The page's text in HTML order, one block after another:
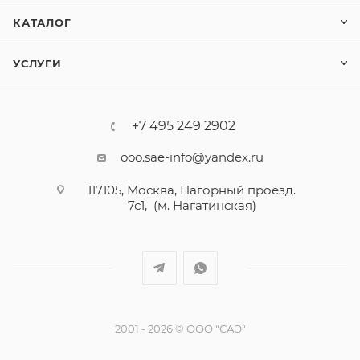
КАТАЛОГ
УСЛУГИ
+7 495 249 2902
ooo.sae-info@yandex.ru
117105, Москва, Нагорный проезд.
7с1, (м. Нагатинская)
2001 - 2026 © ООО "САЭ"